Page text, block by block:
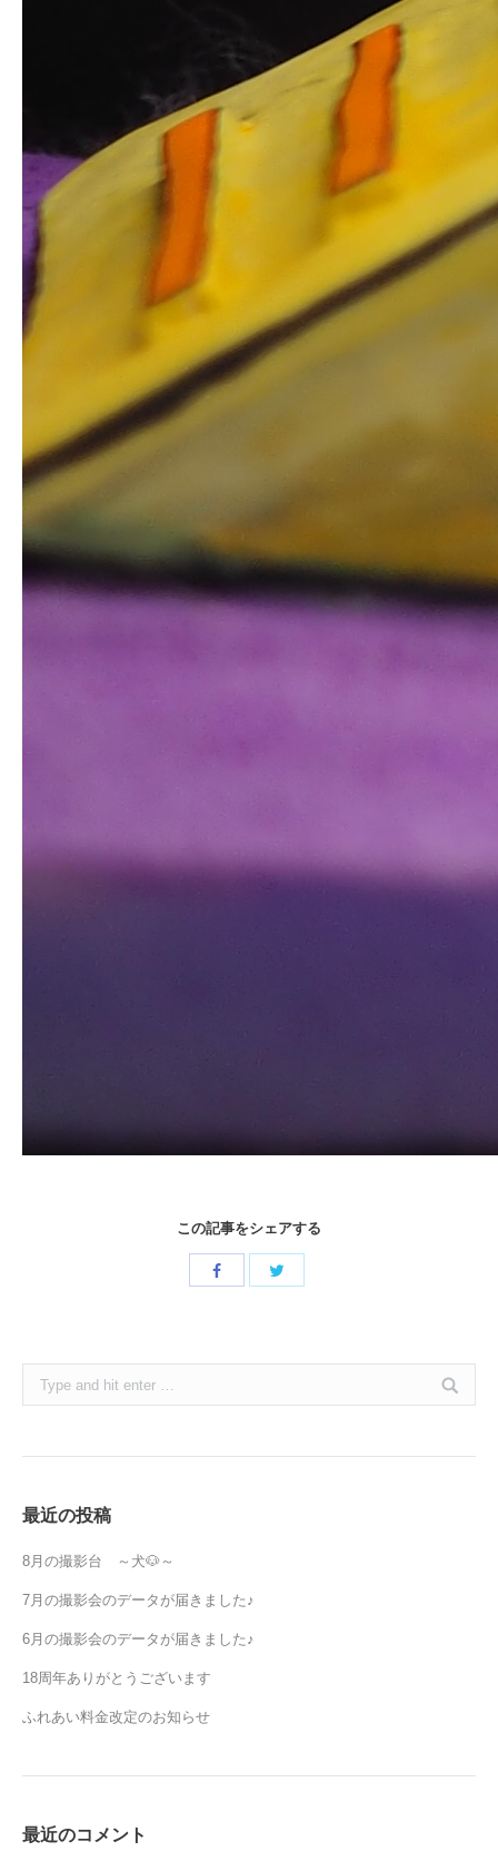
この記事をシェアする
Search:
最近の投稿
8月の撮影台 ～犬🐶～
7月の撮影会のデータが届きました♪
6月の撮影会のデータが届きました♪
18周年ありがとうございます
ふれあい料金改定のお知らせ
最近のコメント